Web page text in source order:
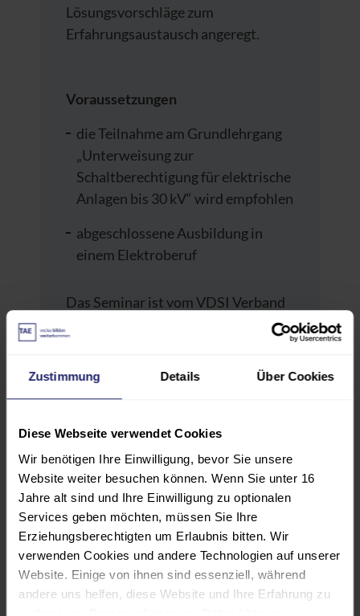
Zustimmung Details Über Cookies
Diese Webseite verwendet Cookies
Wir benötigen Ihre Einwilligung, bevor Sie unsere
Website weiter besuchen können. Wenn Sie unter 16
Jahre alt sind und Ihre Einwilligung zu optionalen
Services geben möchten, müssen Sie Ihre
Erziehungsberechtigten um Erlaubnis bitten. Wir
verwenden Cookies und andere Technologien auf unserer
Website. Einige von ihnen sind essenziell, während
andere uns helfen, diese Website und Ihre Erfahrung zu
Lösungsvorschläge zum
Erfahrungsaustausch angeregt.
Voraussetzungen
die Teilnahme am Grundlehrgang
„Unterweisung zur
Schaltberechtigung für elektrische
Anlagen bis 30 kV“ wird empfohlen
abgeschlossene Ausbildung in
einem Elektroberuf
Das Seminar ist vom VDSI Verband
Deutscher Sicherheitsingenieure e.V.
von Sicherheitsfachkräften nach § 5
(3) ASiG eingestuft worden, und die
qualifizierten
Teilnahmebescheinigung 2 VDSI-
Punkt Arbeitsschutz.
PROGRAMM